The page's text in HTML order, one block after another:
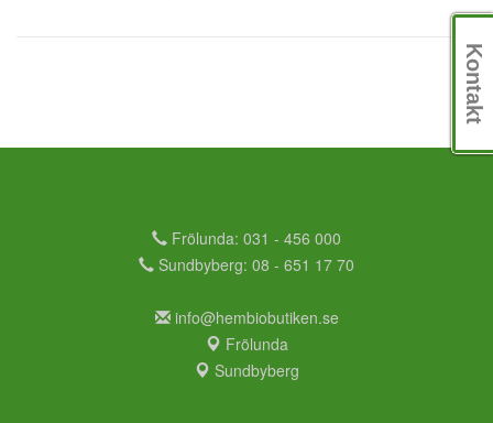
Frölunda: 031 - 456 000
Sundbyberg: 08 - 651 17 70
info@hembiobutiken.se
Frölunda
Sundbyberg
Kontakt